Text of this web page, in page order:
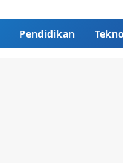
Pendidikan